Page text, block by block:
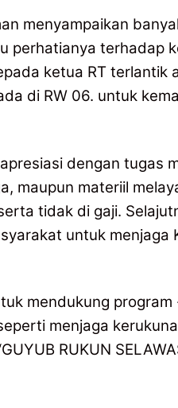
menyampaikan
terhadap
ketua RT terlantik
di RW 06. untuk
dengan tugas
maupun materiil
tidak di gaji.
untuk menjaga
mendukung
menjaga
RUKUN